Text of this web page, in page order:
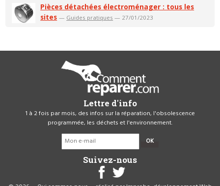
Pièces détachées électroménager : tous les
sites — Guides pratiques — 27/01/2023
Lettre d'info
1 à 2 fois par mois, des infos sur la réparation, l'obsolescence
programmée, les déchets et l'environnement.
OK
Suivez-nous